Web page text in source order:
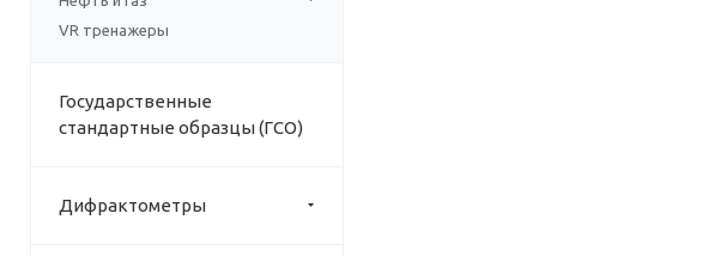
VR тренажеры
Государственные
стандартные образцы (ГСО)
Дифрактометры